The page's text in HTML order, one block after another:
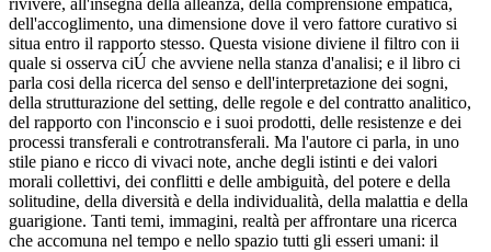
dell'accoglimento, una dimensione dove il vero fattore curativo si
situa entro il rapporto stesso. Questa visione diviene il filtro con ii
quale si osserva ciÚ che avviene nella stanza d'analisi; e il libro ci
parla cosi della ricerca del senso e dell'interpretazione dei sogni,
della strutturazione del setting, delle regole e del contratto analitico,
del rapporto con l'inconscio e i suoi prodotti, delle resistenze e dei
processi transferali e controtransferali. Ma l'autore ci parla, in uno
stile piano e ricco di vivaci note, anche degli istinti e dei valori
morali collettivi, dei conflitti e delle ambiguità, del potere e della
solitudine, della diversità e della individualità, della malattia e della
guarigione. Tanti temi, immagini, realtà per affrontare una ricerca
che accomuna nel tempo e nello spazio tutti gli esseri umani: il